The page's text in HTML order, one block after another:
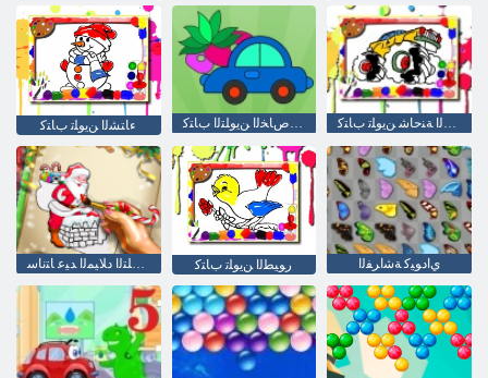
ءﺎﺘﺸﻟﺍ ﻦﻳﻮﻠﺗ ﺏﺎﺘﻛ ﻲﺑ ﺹﺎﺨﻟﺍ ﻦﻳﻮﻠﺘﻟﺍ ﺏﺎﺘﻛ ﺶﺣﻮﻟﺍ ﺔﻨﺣﺎﺷ ﻦﻳﻮﻠﺗ ﺏﺎﺘﻛ
ﻦﻳﻮﻠﺘﻟﺍ ﺩﻼ ﻴﻤﻟﺍ ﺪﻴﻋ ﺎﺘﻧﺎﺳ ﺭﻮﻴﻄﻟﺍ ﻦﻳﻮﻠﺗ ﺏﺎﺘﻛ ﻱﺍﺩﻮﻴﻛ ﺔﺷﺍﺮﻔﻟﺍ